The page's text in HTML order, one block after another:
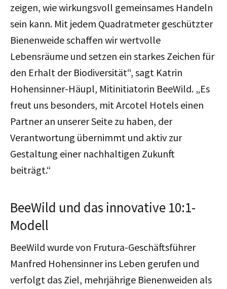
zeigen, wie wirkungsvoll gemeinsames Handeln
sein kann. Mit jedem Quadratmeter geschützter
Bienenweide schaffen wir wertvolle
Lebensräume und setzen ein starkes Zeichen für
den Erhalt der Biodiversität“, sagt Katrin
Hohensinner-Häupl, Mitinitiatorin BeeWild. „Es
freut uns besonders, mit Arcotel Hotels einen
Partner an unserer Seite zu haben, der
Verantwortung übernimmt und aktiv zur
Gestaltung einer nachhaltigen Zukunft
beiträgt.“
BeeWild und das innovative 10:1-
Modell
BeeWild wurde von Frutura-Geschäftsführer
Manfred Hohensinner ins Leben gerufen und
verfolgt das Ziel, mehrjährige Bienenweiden als